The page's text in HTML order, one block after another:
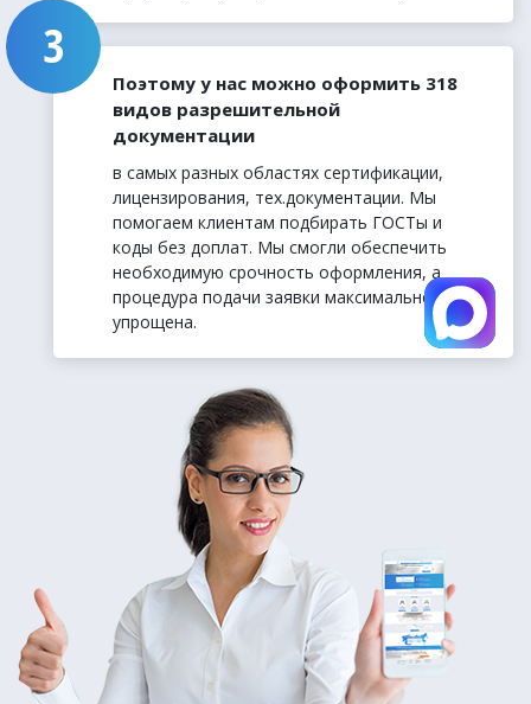
Поэтому у нас можно оформить 318
видов разрешительной
документации
в самых разных областях сертификации,
лицензирования, тех.документации. Мы
помогаем клиентам подбирать ГОСТы и
коды без доплат. Мы смогли обеспечить
необходимую срочность оформления, а
процедура подачи заявки максимально
упрощена.